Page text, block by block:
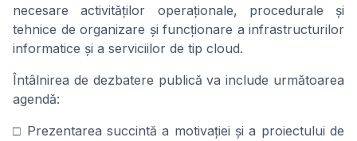
necesare activităților operaționale, procedurale și
tehnice de organizare și funcționare a infrastructurilor
informatice și a serviciilor de tip cloud.
Întâlnirea de dezbatere publică va include următoarea
agendă:
□ Prezentarea succintă a motivației și a proiectului de